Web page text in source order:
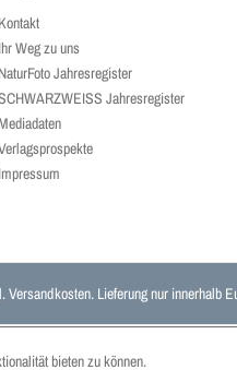
Kontakt
Ihr Weg zu uns
NaturFoto Jahresregister
Jahresregister
Mediadaten
Impressum
Versandkosten. Lieferung nur innerhalb
bieten zu können.